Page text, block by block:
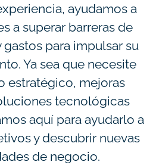
ayudamos a
a superar barreras de
para impulsar su
Ya sea que necesite
estratégico, mejoras
tecnológicas
aquí para ayudarlo a
y descubrir nuevas
de negocio.